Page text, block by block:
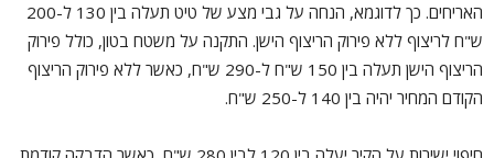
האריחים. כך לדוגמא, הנחה על גבי מצע של טיט תעלה בין 130 ל-200
ש"ח לריצוף ללא פירוק הריצוף הישן. התקנה על משטח בטון, כולל פירוק
הריצוף הישן תעלה בין 150 ש"ח ל-290 ש"ח, כאשר ללא פירוק הריצוף
הקודם המחיר יהיה בין 140 ל-250 ש"ח.